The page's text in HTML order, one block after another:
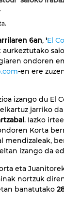
6an, 'El
ondoren
-en ere
izango du El
jarriko
. Iazko
Korta
mendizaleak,
izango da
eta
nortzuk
banatutako